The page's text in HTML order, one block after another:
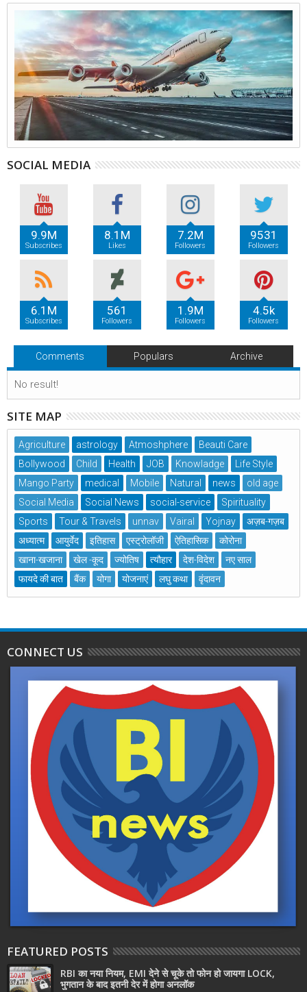
SOCIAL MEDIA
9.9M
Subscribes
8.1M
Likes
7.2M
Followers
9531
Followers
6.1M
Subscribes
561
Followers
1.9M
Followers
4.5k
Followers
Comments Populars Archive
No result!
SITE MAP
Agriculture astrology Atmoshphere
Beauti Care
Bollywood
Child Health JOB Knowladge
Life Style
Mango Party
medical Mobile Natural news
old age
Social Media
Social News social-service
Spirituality
Sports
Tour & Travels unnav Vairal Yojnay
अज़ब-गज़ब
अध्यात्म
आयुर्वेद इतिहास एस्ट्रोलॉजी ऐतिहासिक
कोरोना
खाना-खजाना
खेल -कूद ज्योतिष त्यौहार देश-विदेश
नए साल
फायदे की बात
बैंक योगा योजनाएं लघु कथा वृंदावन
CONNECT US
FEATURED POSTS
RBI का नया नियम, EMI देने से चूके तो फोन हो जायगा LOCK,
भुगतान के बाद इतनी देर में होगा अनलॉक